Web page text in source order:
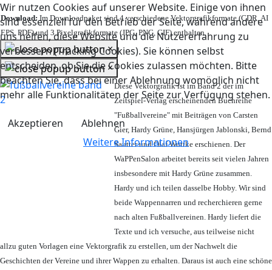
Wir nutzen Cookies auf unserer Website. Einige von ihnen
sind essenziell für den Betrieb der Seite, während andere
uns helfen, diese Website und die Nutzererfahrung zu
verbessern (Tracking Cookies). Sie können selbst
entscheiden, ob Sie die Cookies zulassen möchten. Bitte
beachten Sie, dass bei einer Ablehnung womöglich nicht
mehr alle Funktionalitäten der Seite zur Verfügung stehen.
Akzeptieren
Ablehnen
Weitere Informationen
Download: Im Downloadpaket sind 4 verschiedene Vektorgrafikformate (CDR, AI
EPS, PDF) und 3 Pixelgrafikformate (JPG, PNG, GIF) enthalten.
×
×
Diese Vektorgrafik ist im Band 2 der im
Zeitspiel-Verlag erscheinenden Buchreihe
"Fußballvereine" mit Beiträgen von Carsten
Gier, Hardy Grüne, Hansjürgen Jablonski, Bernd
Sautter und Olaf Wuttke erschienen. Der
WaPPenSalon arbeitet bereits seit vielen Jahren
insbesondere mit Hardy Grüne zusammen.
Hardy und ich teilen dasselbe Hobby. Wir sind
beide Wappennarren und recherchieren gerne
nach alten Fußballvereinen. Hardy liefert die
Texte und ich versuche, aus teilweise nicht
allzu guten Vorlagen eine Vektorgrafik zu erstellen, um der Nachwelt die
Geschichten der Vereine und ihrer Wappen zu erhalten. Daraus ist auch eine schöne